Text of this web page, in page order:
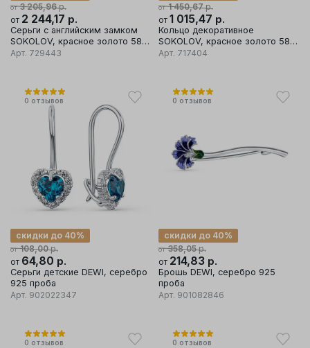
от 3 205,96р.
от 2 244,17 р.
Серьги с английским замком
SOKOLOV, красное золото 585
проба, вставка фианит
Арт. 729443
от 1 450,67р.
от 1 015,47 р.
Кольцо декоративное
SOKOLOV, красное золото 585
проба, вставка фианит
Арт. 717404
0 отзывов
от 108,00р.
скидки до 40%
от 64,80 р.
Серьги детские DEWI, серебро
925 проба
Арт. 902022347
0 отзывов
от 358,05р.
скидки до 40%
от 214,83 р.
Брошь DEWI, серебро 925
проба
Арт. 901082846
0 отзывов 0 отзывов